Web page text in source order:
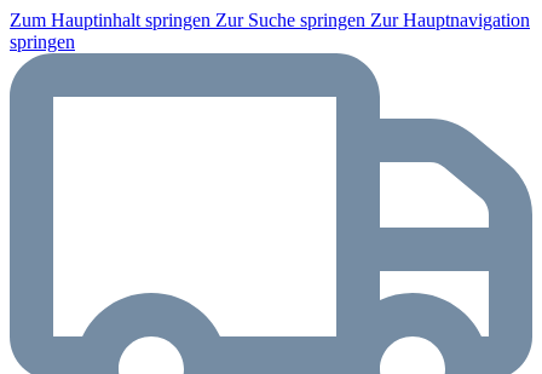
Zum Hauptinhalt springen Zur Suche springen Zur Hauptnavigation
springen